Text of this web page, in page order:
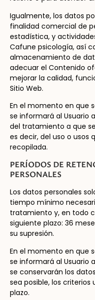
Igualmente, los datos
finalidad comercial de
estadística, y
Cafune psicología, así
almacenamiento de
adecuar el Contenido
mejorar la calidad,
Sitio Web.
En el momento en que
se informará al Usuario
del tratamiento a que
es decir, del uso o usos
recopilada.
PERÍODOS DE
PERSONALES
Los datos personales
tiempo mínimo
tratamiento y, en todo
siguiente plazo: 36
su supresión.
En el momento en que
se informará al Usuario
se conservarán los
sea posible, los
plazo.